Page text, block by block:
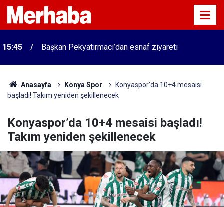
15:45 Başkan Pekyatırmacı’dan esnaf ziyareti
Anasayfa Konya Spor
Konyaspor’da 10+4 mesaisi
başladı! Takım yeniden şekillenecek
Konyaspor’da 10+4 mesaisi başladı!
Takım yeniden şekillenecek